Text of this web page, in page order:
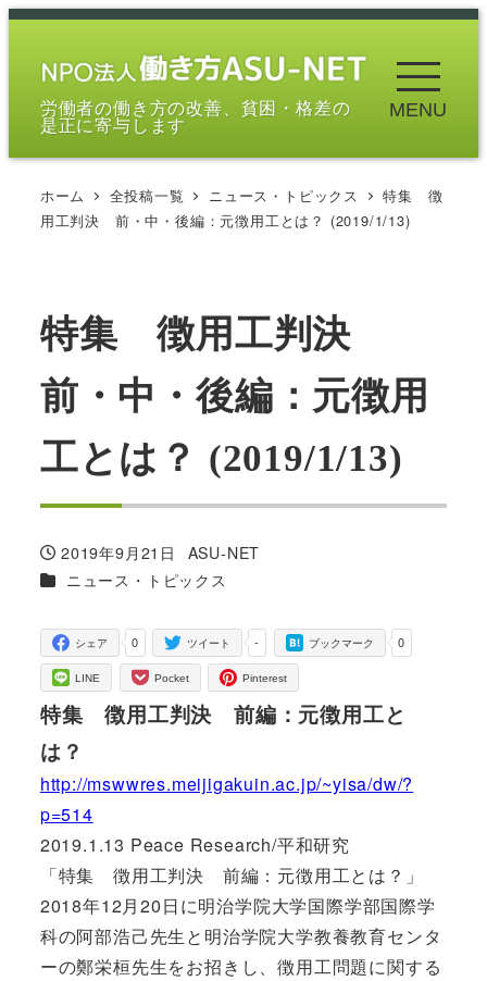
メ
労働者の働き方の改善、貧困・格差の
是正に寄与します
MENU
ホーム 全投稿一覧 ニュース・トピックス
特集 徴
用工判決 前・中・後編：元徴用工とは？ (2019/1/13)
特集 徴用工判決
前・中・後編：元徴用
工とは？ (2019/1/13)
投稿日
2019年9月21日
著
者
ASU-NET
カテゴリー
ニュース・トピックス
0
シェア -
ツイート 0
ブックマーク
LINE Pocket Pinterest
特集 徴用工判決 前編：元徴用工と
は？
http://mswwres.meijigakuin.ac.jp/~yisa/dw/?
p=514
2019.1.13 Peace Research/平和研究
「特集 徴用工判決 前編：元徴用工とは？」
2018年12月20日に明治学院大学国際学部国際学
科の阿部浩己先生と明治学院大学教養教育センタ
ーの鄭栄桓先生をお招きし、徴用工問題に関する